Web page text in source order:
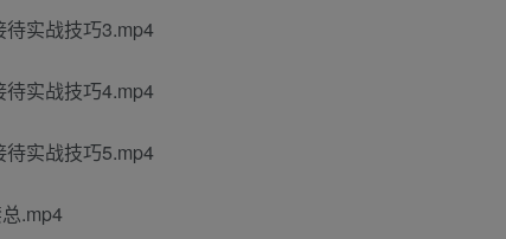
实战技巧3.mp4
实战技巧4.mp4
实战技巧5.mp4
.mp4